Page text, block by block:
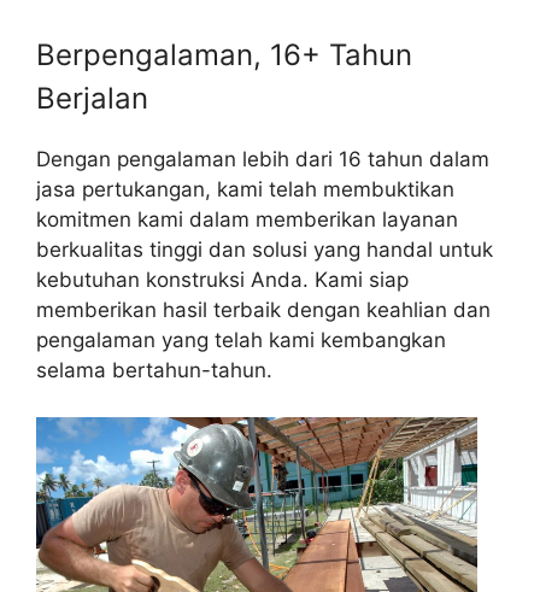
Berpengalaman, 16+ Tahun
Berjalan
Dengan pengalaman lebih dari 16 tahun dalam
jasa pertukangan, kami telah membuktikan
komitmen kami dalam memberikan layanan
berkualitas tinggi dan solusi yang handal untuk
kebutuhan konstruksi Anda. Kami siap
memberikan hasil terbaik dengan keahlian dan
pengalaman yang telah kami kembangkan
selama bertahun-tahun.